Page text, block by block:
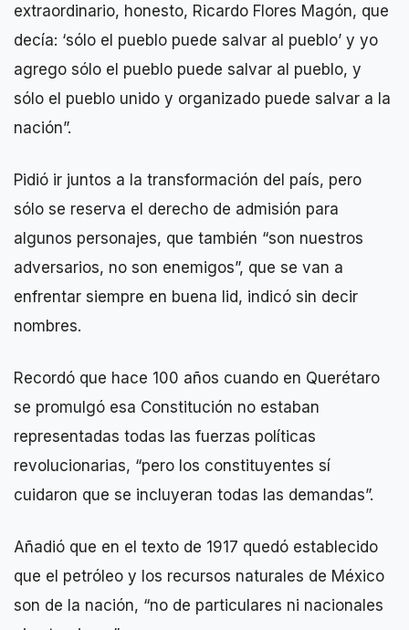
extraordinario, honesto, Ricardo Flores Magón, que
decía: ‘sólo el pueblo puede salvar al pueblo’ y yo
agrego sólo el pueblo puede salvar al pueblo, y
sólo el pueblo unido y organizado puede salvar a la
nación”.
Pidió ir juntos a la transformación del país, pero
sólo se reserva el derecho de admisión para
algunos personajes, que también “son nuestros
adversarios, no son enemigos”, que se van a
enfrentar siempre en buena lid, indicó sin decir
nombres.
Recordó que hace 100 años cuando en Querétaro
se promulgó esa Constitución no estaban
representadas todas las fuerzas políticas
revolucionarias, “pero los constituyentes sí
cuidaron que se incluyeran todas las demandas”.
Añadió que en el texto de 1917 quedó establecido
que el petróleo y los recursos naturales de México
son de la nación, “no de particulares ni nacionales